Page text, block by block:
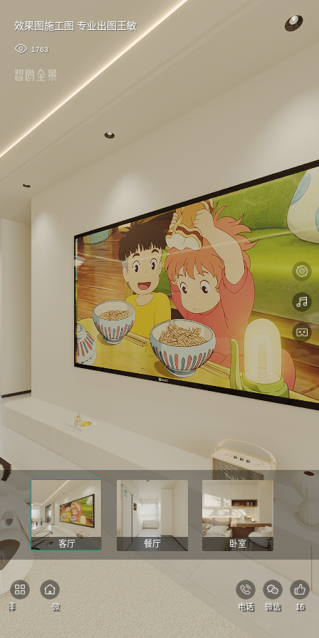
效果图施工图 专业出图王敏
1763
电话 微信 16
微官网
客厅 餐厅 卧室